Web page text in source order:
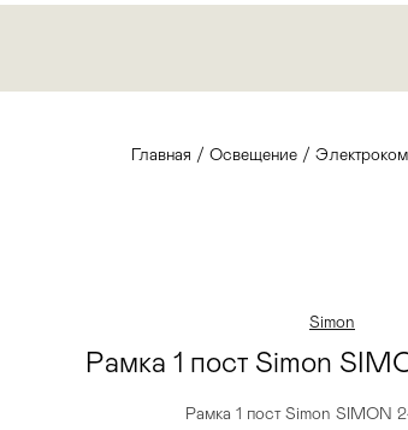
Главная / Освещение /
Simon
Рамка 1 пост Simon
Рамка 1 пост Simon SIMON